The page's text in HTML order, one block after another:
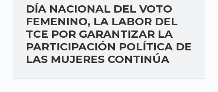
DÍA NACIONAL DEL VOTO
FEMENINO, LA LABOR DEL
TCE POR GARANTIZAR LA
PARTICIPACIÓN POLÍTICA DE
LAS MUJERES CONTINÚA